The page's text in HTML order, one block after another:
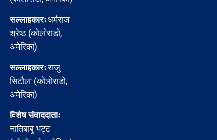
सल्लाहकारःधर्मराज
श्रेष्ठ (कोलोराडो,
अमेरिका)
सल्लाहकारःराजु
सिटौला (कोलोराडो,
अमेरिका)
विशेष संवाददाताः
नातिबाबु भट्ट